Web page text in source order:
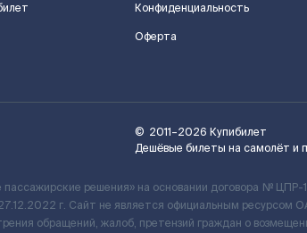
Конфиденциальность
Оферта
© 2011–2026 Купибилет
Дешёвые билеты на самолёт и
решения» на основании договора №
г. Сайт не является официальным ресурсом
обращений, жалоб, претензий граждан о